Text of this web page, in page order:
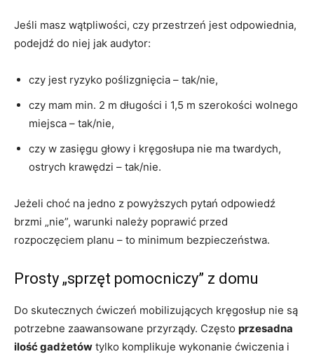
Jeśli masz wątpliwości, czy przestrzeń jest odpowiednia,
podejdź do niej jak audytor:
czy jest ryzyko poślizgnięcia – tak/nie,
czy mam min. 2 m długości i 1,5 m szerokości wolnego
miejsca – tak/nie,
czy w zasięgu głowy i kręgosłupa nie ma twardych,
ostrych krawędzi – tak/nie.
Jeżeli choć na jedno z powyższych pytań odpowiedź
brzmi „nie”, warunki należy poprawić przed
rozpoczęciem planu – to minimum bezpieczeństwa.
Prosty „sprzęt pomocniczy” z domu
Do skutecznych ćwiczeń mobilizujących kręgosłup nie są
potrzebne zaawansowane przyrządy. Często przesadna
ilość gadżetów tylko komplikuje wykonanie ćwiczenia i